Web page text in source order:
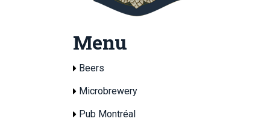
Menu
Beers
Microbrewery
Pub Montréal